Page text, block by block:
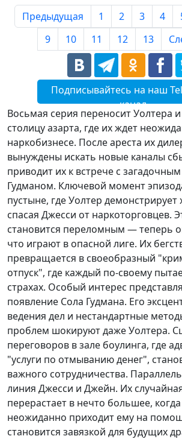
Предыдущая 1 2 3 4
9
10 11 12 13
Подписывайтесь на наш
канал
Восьмая серия переносит Уолтера
столицу азарта, где их ждет
наркобизнесе. После ареста их
вынуждены искать новые каналы
приводит их к встрече с
Гудманом. Ключевой момент
пустыне, где Уолтер демонстрирует
спасая Джесси от наркоторговцев.
становится переломным — теперь
что играют в опасной лиге. Их
превращается в своеобразный
отпуск", где каждый по-своему
страхах. Особый интерес
появление Сола Гудмана. Его
ведения дел и нестандартные
проблем шокируют даже Уолтера.
переговоров в зале боулинга, где
"услуги по отмыванию денег",
важного сотрудничества.
линия Джесси и Джейн. Их
перерастает в нечто большее,
неожиданно приходит ему на
становится завязкой для будущих